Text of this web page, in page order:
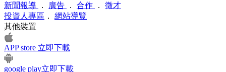
新聞報導
． 廣告 ． 合作 ． 徵才
投資人專區 ． 網站導覽
其他裝置
APP store 立即下載
google play立即下載